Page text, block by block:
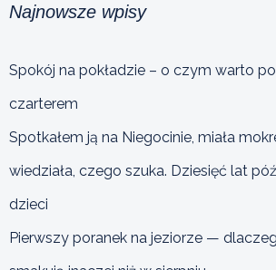
Najnowsze wpisy
Spokój na pokładzie – o czym warto
czarterem
Spotkałem ją na Niegocinie, miała
wiedziała, czego szuka. Dziesięć lat
dzieci
Pierwszy poranek na jeziorze —